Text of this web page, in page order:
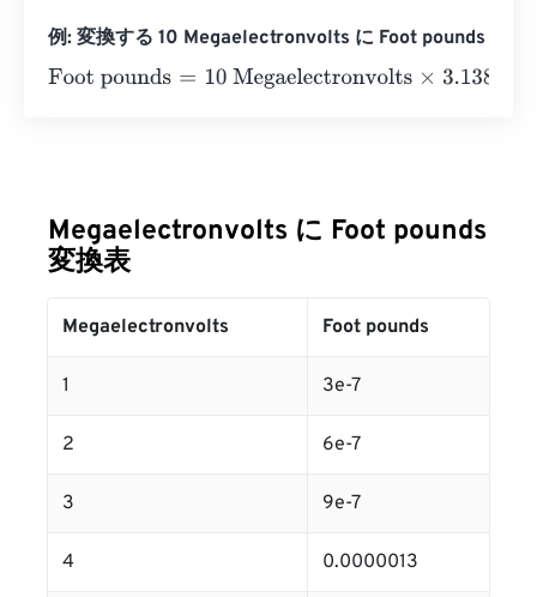
例: 変換する 10 Megaelectronvolts に Foot pounds
Foot pounds=10 Megaelectronvolts×
Megaelectronvolts に Foot pounds
変換表
Megaelectronvolts Foot pounds
1 3e-7
2 6e-7
3 9e-7
4 0.0000013